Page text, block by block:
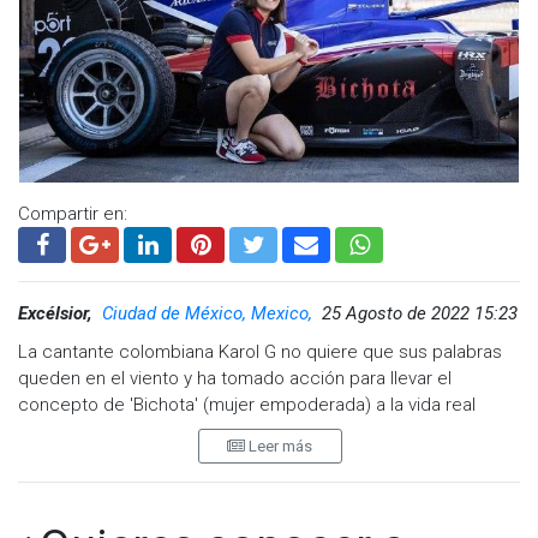
Compartir en:
Excélsior, Ciudad de México, Mexico, 25 Agosto de 2022 15:23
La cantante colombiana Karol G no quiere que sus palabras
queden en el viento y ha tomado acción para llevar el
concepto de 'Bichota' (mujer empoderada) a la vida real
convirtiéndose en una de las patrocinadoras de la piloto
colombiana Tatiana Calderón, una de las mujeres que ha
estado más cerca de la Fórmula 1 en los últimos años.
Calderón compitió en 2022 en la serie IndyCar durante las
Leer más